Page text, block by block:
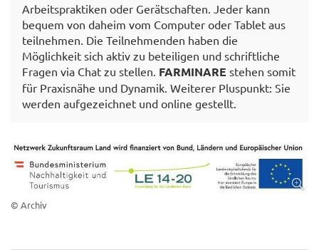
Arbeitspraktiken oder Gerätschaften. Jeder kann
bequem von daheim vom Computer oder Tablet aus
teilnehmen. Die Teilnehmenden haben die
Möglichkeit sich aktiv zu beteiligen und schriftliche
Fragen via Chat zu stellen. FARMINARE stehen somit
für Praxisnähe und Dynamik. Weiterer Pluspunkt: Sie
werden aufgezeichnet und online gestellt.
© Archiv